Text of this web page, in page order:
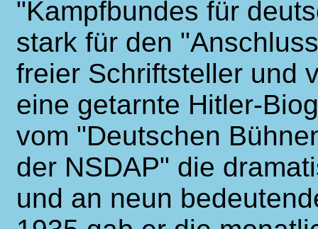
"Kampfbundes für
stark für den
freier Schriftsteller und
eine getarnte Hitler-
vom "Deutschen
der NSDAP" die
und an neun